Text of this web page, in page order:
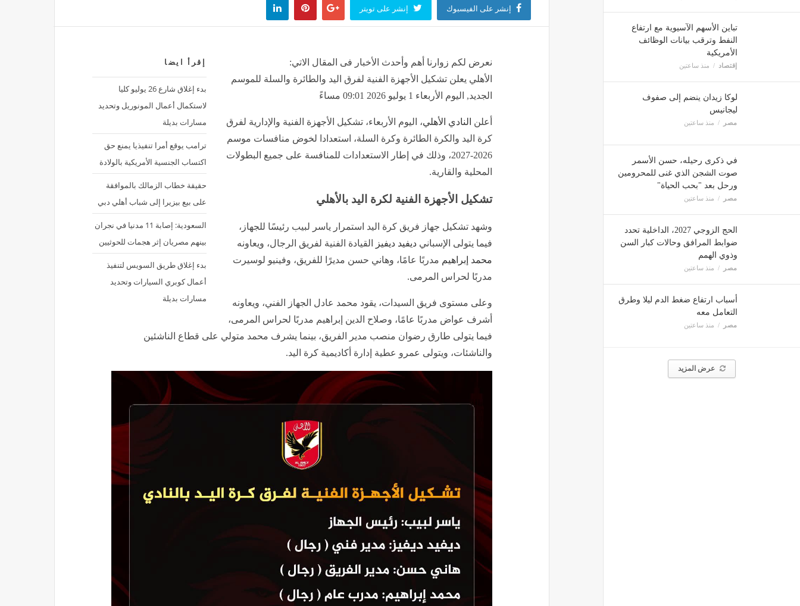
تباين الأسهم الآسيوية مع ارتفاع
النفط وترقب بيانات الوظائف
الأمريكية
إقتصاد منذ ساعتين
لوكا زيدان ينضم إلى صفوف
ليجانيس
مصر منذ ساعتين
في ذكرى رحيله، حسن الأسمر
صوت الشجن الذي غنى للمحرومين
ورحل بعد "بحب الحياة"
مصر منذ ساعتين
الحج الزوجي 2027، الداخلية تحدد
ضوابط المرافق وحالات كبار السن
وذوي الهمم
مصر منذ ساعتين
أسباب ارتفاع ضغط الدم ليلا وطرق
التعامل معه
مصر منذ ساعتين
عرض المزيد
إنشر على الفيسبوك إنشر على تويتر
إقرأ ايضا
بدء إغلاق شارع 26 يوليو كليا
لاستكمال أعمال المونوريل وتحديد
مسارات بديلة
ترامب يوقع أمرا تنفيذيا يمنع حق
اكتساب الجنسية الأمريكية بالولادة
حقيقة خطاب الزمالك بالموافقة
على بيع بيزيرا إلى شباب أهلي دبي
السعودية: إصابة 11 مدنيا في نجران
بينهم مصريان إثر هجمات للحوثيين
بدء إغلاق طريق السويس لتنفيذ
أعمال كوبري السيارات وتحديد
مسارات بديلة
نعرض لكم زوارنا أهم وأحدث الأخبار فى المقال الاتي:
الأهلي يعلن تشكيل الأجهزة الفنية لفرق اليد والطائرة والسلة للموسم
الجديد, اليوم الأربعاء 1 يوليو 2026 09:01 مساءً
أعلن النادي الأهلي، اليوم الأربعاء، تشكيل الأجهزة الفنية والإدارية لفرق
كرة اليد والكرة الطائرة وكرة السلة، استعدادا لخوض منافسات موسم
2026-2027، وذلك في إطار الاستعدادات للمنافسة على جميع البطولات
المحلية والقارية.
تشكيل الأجهزة الفنية لكرة اليد بالأهلي
وشهد تشكيل جهاز فريق كرة اليد استمرار ياسر لبيب رئيسًا للجهاز،
فيما يتولى الإسبانيديفيد ديفيز
القيادة الفنية لفريق الرجال، ويعاونه
محمد إبراهيم مدربًا عامًا، وهاني حسن مديرًا للفريق، وفينيو لوسيرت
مدربًا لحراس المرمى.
وعلى مستوى فريق السيدات، يقود محمد عادل الجهاز الفني، ويعاونه
أشرف عواض مدربًا عامًا، وصلاح الدين إبراهيم مدربًا لحراس المرمى،
فيما يتولى طارق رضوان منصب مدير الفريق، بينما يشرف محمد متولي على قطاع الناشئين
والناشئات، ويتولى عمرو عطية إدارة أكاديمية كرة اليد.